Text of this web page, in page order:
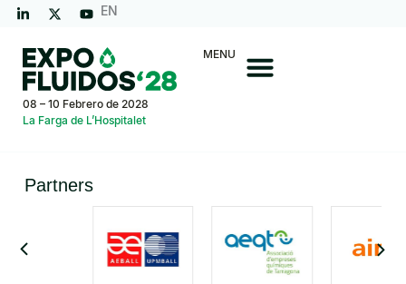
EN
08 – 10 Febrero de 2028
La Farga de L’Hospitalet
MENU
Partners